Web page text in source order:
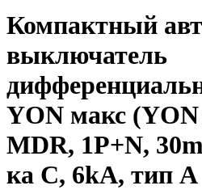
Компактный
выключатель
YON макс
MDR, 1P+N,
ка C, 6kA, тип А